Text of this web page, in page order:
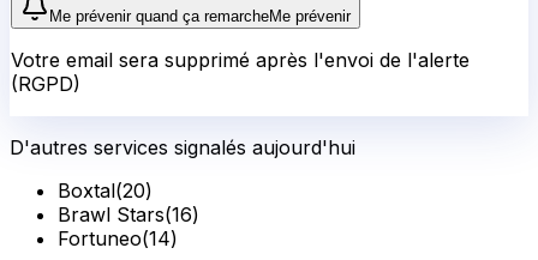
Me prévenir quand ça remarcheMe prévenir
Votre email sera supprimé après l'envoi de l'alerte
(RGPD)
D'autres services signalés aujourd'hui
Boxtal(20)
Brawl Stars(16)
Fortuneo(14)